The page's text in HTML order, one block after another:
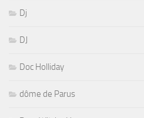
Dj
DJ
Doc Holliday
dôme de Parus